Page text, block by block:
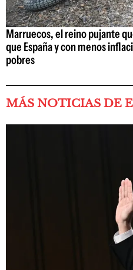
Marruecos, el reino pujante
que España y con menos
pobres
MÁS NOTICIAS DE